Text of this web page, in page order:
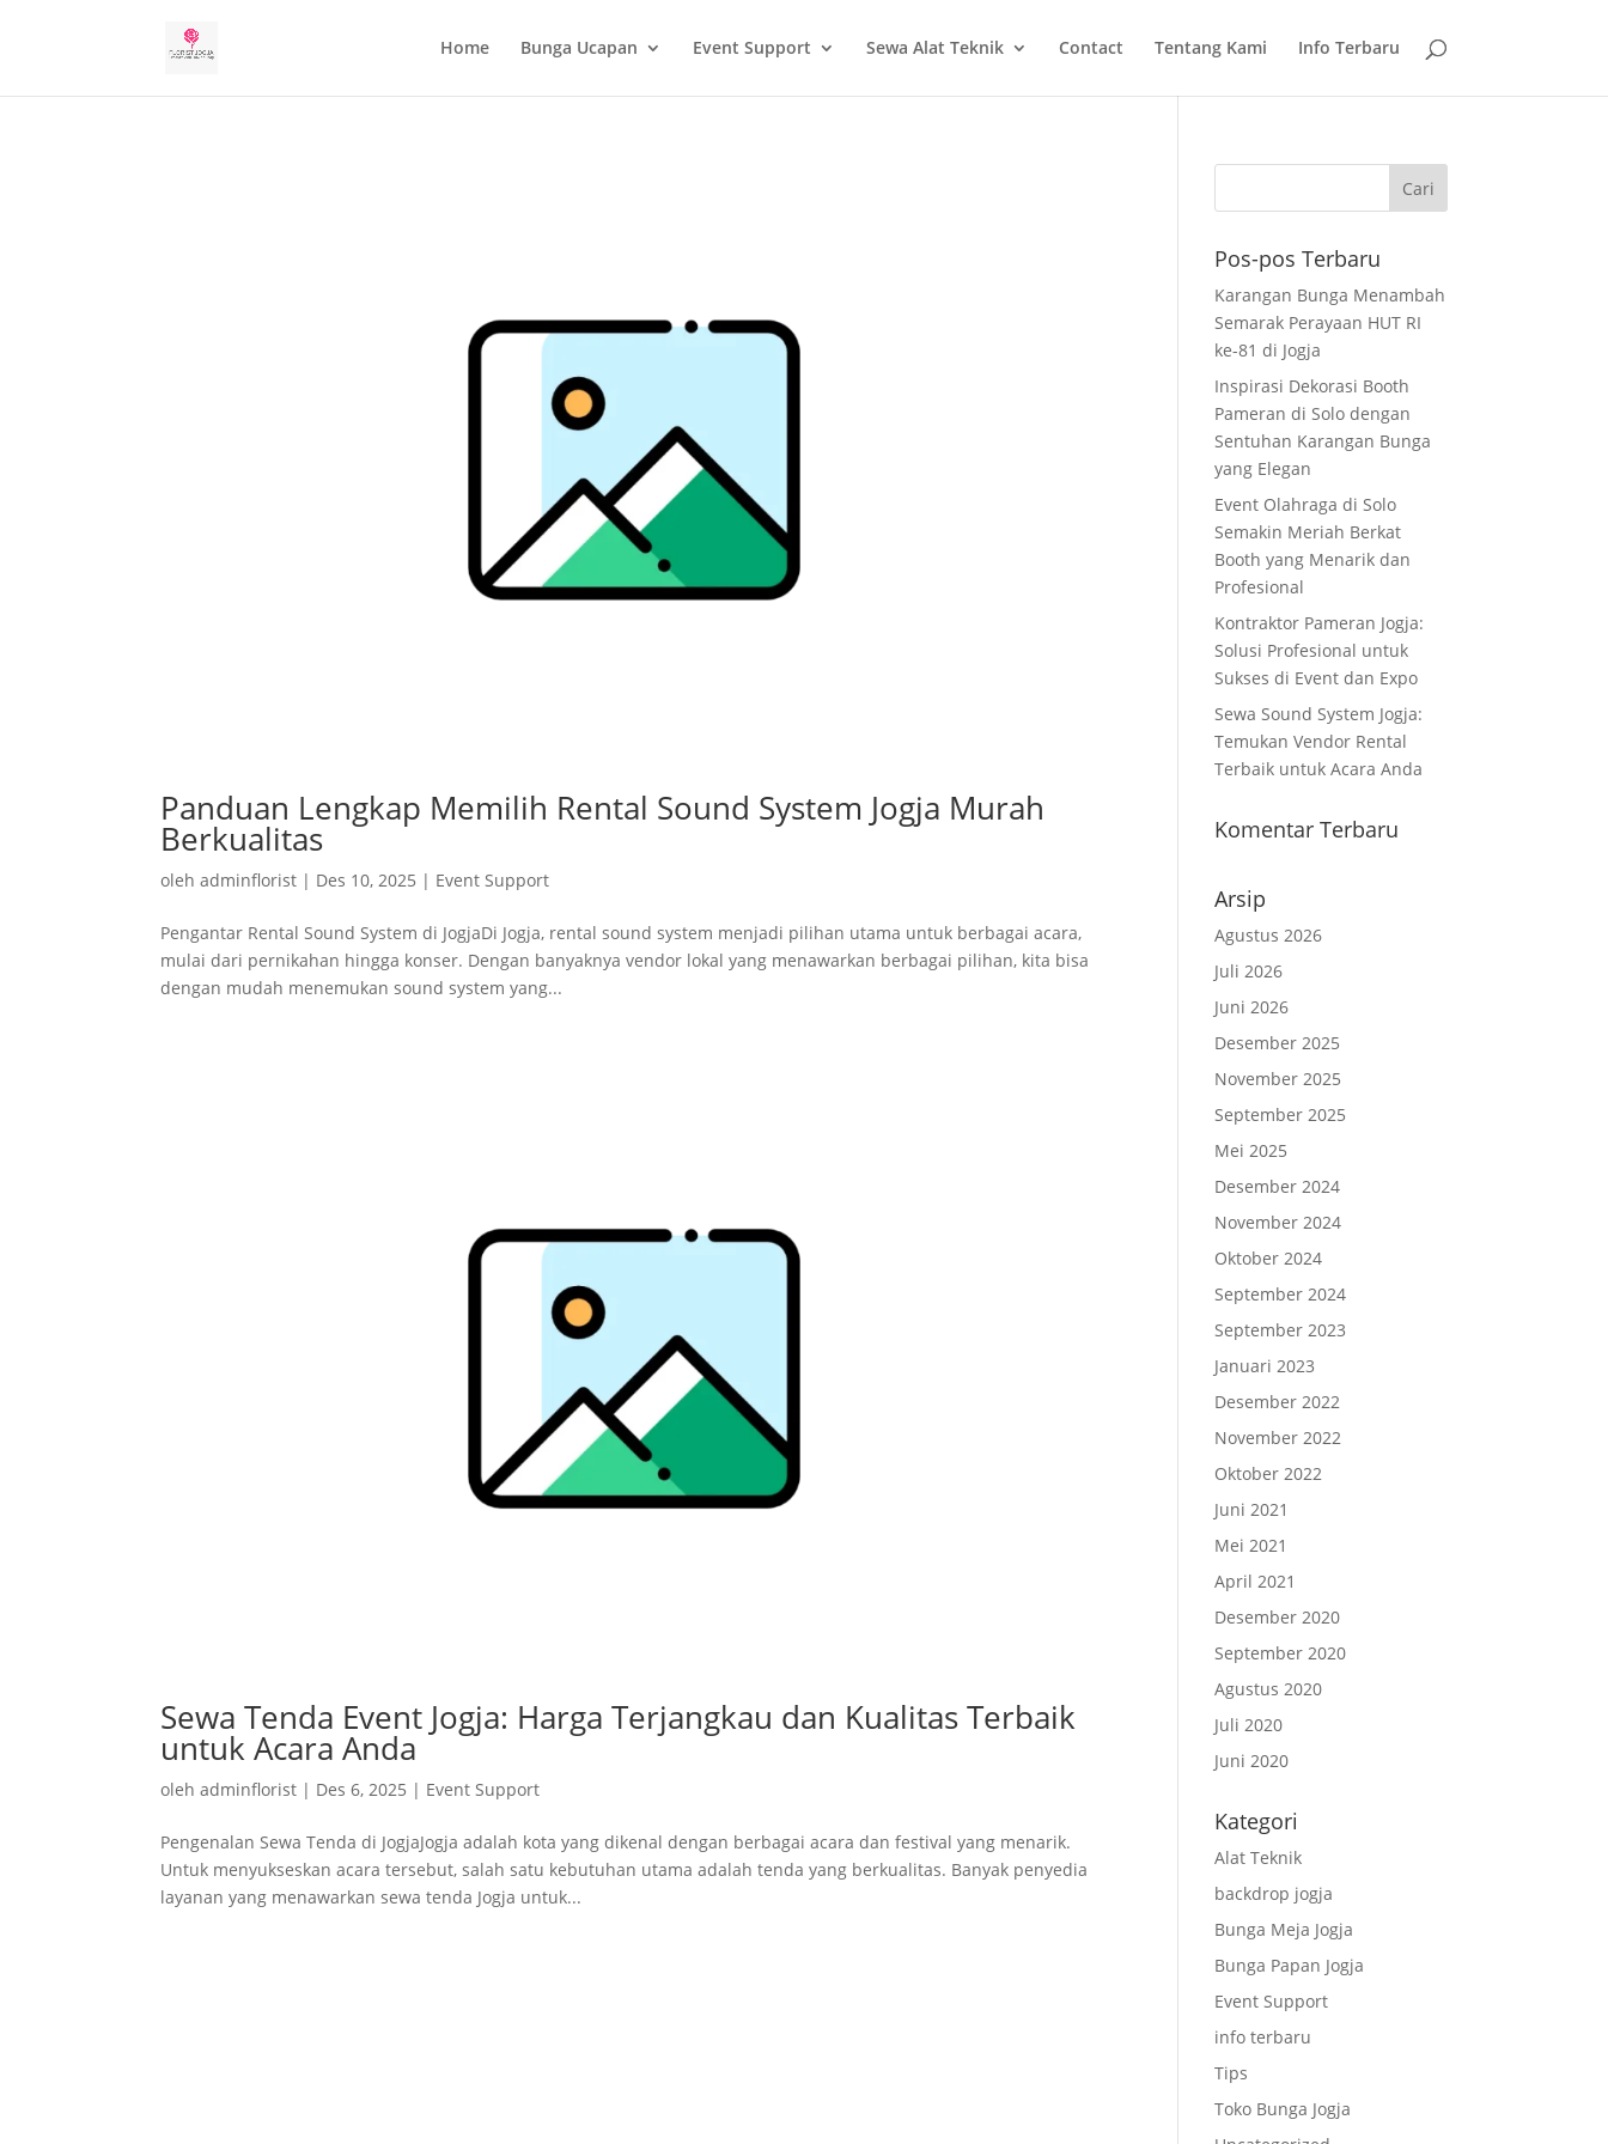
Home Bunga Ucapan Event Support Sewa Alat Teknik Contact Tentang Kami Info Terbaru
Panduan Lengkap Memilih Rental Sound System Jogja Murah
Berkualitas
olehadminflorist | Des 10, 2025 | Event Support
Pengantar Rental Sound System di JogjaDi Jogja, rental sound system menjadi pilihan utama untuk berbagai acara,
mulai dari pernikahan hingga konser. Dengan banyaknya vendor lokal yang menawarkan berbagai pilihan, kita bisa
dengan mudah menemukan sound system yang...
Sewa Tenda Event Jogja: Harga Terjangkau dan Kualitas Terbaik
untuk Acara Anda
olehadminflorist | Des 6, 2025 | Event Support
Pengenalan Sewa Tenda di JogjaJogja adalah kota yang dikenal dengan berbagai acara dan festival yang menarik.
Untuk menyukseskan acara tersebut, salah satu kebutuhan utama adalah tenda yang berkualitas. Banyak penyedia
layanan yang menawarkan sewa tenda Jogja untuk...
Pos-pos Terbaru
Karangan Bunga Menambah
Semarak Perayaan HUT RI
ke-81 di Jogja
Inspirasi Dekorasi Booth
Pameran di Solo dengan
Sentuhan Karangan Bunga
yang Elegan
Event Olahraga di Solo
Semakin Meriah Berkat
Booth yang Menarik dan
Profesional
Kontraktor Pameran Jogja:
Solusi Profesional untuk
Sukses di Event dan Expo
Sewa Sound System Jogja:
Temukan Vendor Rental
Terbaik untuk Acara Anda
Komentar Terbaru
Arsip
Agustus 2026
Juli 2026
Juni 2026
Desember 2025
November 2025
September 2025
Mei 2025
Desember 2024
November 2024
Oktober 2024
September 2024
September 2023
Januari 2023
Desember 2022
November 2022
Oktober 2022
Juni 2021
Mei 2021
April 2021
Desember 2020
September 2020
Agustus 2020
Juli 2020
Juni 2020
Kategori
Alat Teknik
backdrop jogja
Bunga Meja Jogja
Bunga Papan Jogja
Event Support
info terbaru
Tips
Toko Bunga Jogja